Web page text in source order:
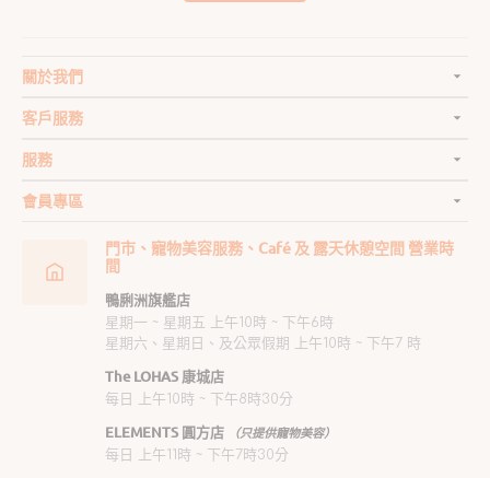
關於我們
客戶服務
服務
會員專區
門市、寵物美容服務、Café 及 露天休憩空間 營業時
間
鴨脷洲旗艦店
星期一 ~ 星期五 上午10時 ~ 下午6時
星期六、星期日、及公眾假期 上午10時 ~ 下午7 時
The LOHAS 康城店
每日 上午10時 ~ 下午8時30分
ELEMENTS 圓方店 （只提供寵物美容）
每日 上午11時 ~ 下午7時30分